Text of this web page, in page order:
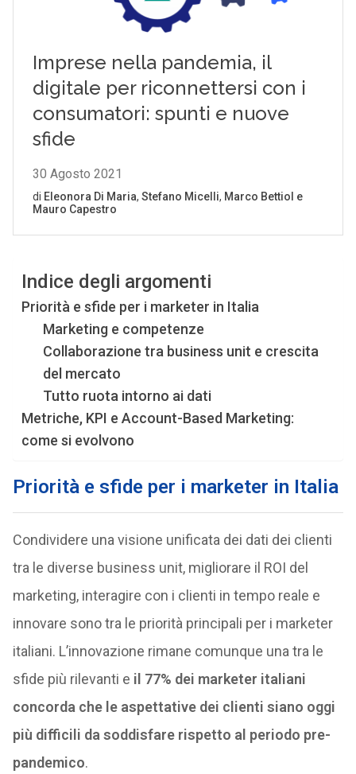
Indice degli argomenti
Priorità e sfide per i marketer in Italia
Marketing e competenze
Collaborazione tra business unit e crescita
del mercato
Tutto ruota intorno ai dati
Metriche, KPI e Account-Based Marketing:
come si evolvono
Priorità e sfide per i marketer in Italia
Condividere una visione unificata dei dati dei clienti
tra le diverse business unit, migliorare il ROI del
marketing, interagire con i clienti in tempo reale e
innovare sono tra le priorità principali per i marketer
italiani. L’innovazione rimane comunque una tra le
sfide più rilevanti e il 77% dei marketer italiani
concorda che le aspettative dei clienti siano oggi
più difficili da soddisfare rispetto al periodo pre-
pandemico.